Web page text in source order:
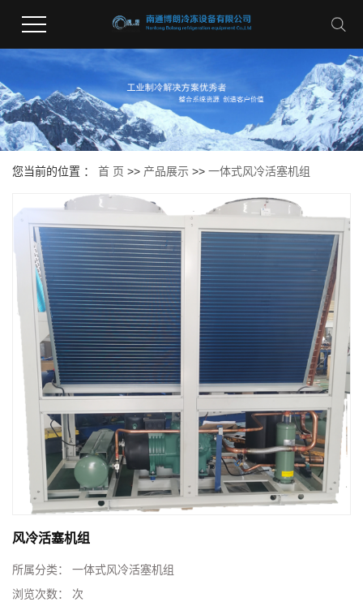
您当前的位置 ： 首 页 >> 产品展示 >> 一体式风冷活塞机组
风冷活塞机组
所属分类：
一体式风冷活塞机组
浏览次数：
次